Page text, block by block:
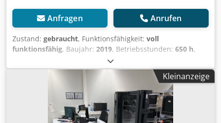
Anfragen Anrufen
Zustand: gebraucht, Funktionsfähigkeit: voll
funktionsfähig, Baujahr: 2019, Betriebsstunden: 650 h,
, Hubhöhe:4.471 mm
elektrisch, Masttyp:Triplex, Bauhöhe:1.998 mm,
, Hochhubwagen Credpfx Absvt Hc Tjxjf
Masttyp: Triplex Zustand: Einsatzbereit und voll
funktionsfähig Zustand Technisch: gut
Kleinanzeige